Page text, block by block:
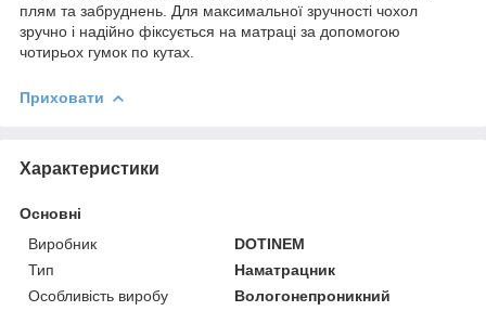
плям та забруднень. Для максимальної зручності чохол
зручно і надійно фіксується на матраці за допомогою
чотирьох гумок по кутах.
Приховати
Характеристики
Основні
Виробник
DOTINEM
Тип
Наматрацник
Особливість виробу
Вологонепроникний